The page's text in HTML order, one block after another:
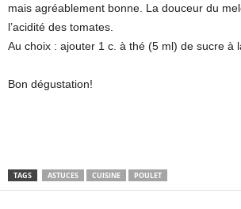
mais agréablement bonne. La douceur du
l’acidité des tomates.
Au choix : ajouter 1 c. à thé (5 ml) de sucre à
Bon dégustation!
TAGS ASTUCES CUISINE POULET